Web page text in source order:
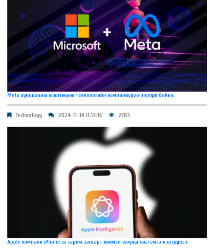
Meta хувьцааны өсөлтөөрөө технологийн компаниудаа тэргүүлж байна.
Technology 2024-11-14 11:13:16 2783
Apple компани iPhone-ы зарим загварт хиймэл оюуны системээ нэвтрүүллээ.